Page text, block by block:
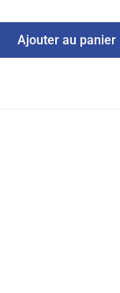
Ajouter au panier